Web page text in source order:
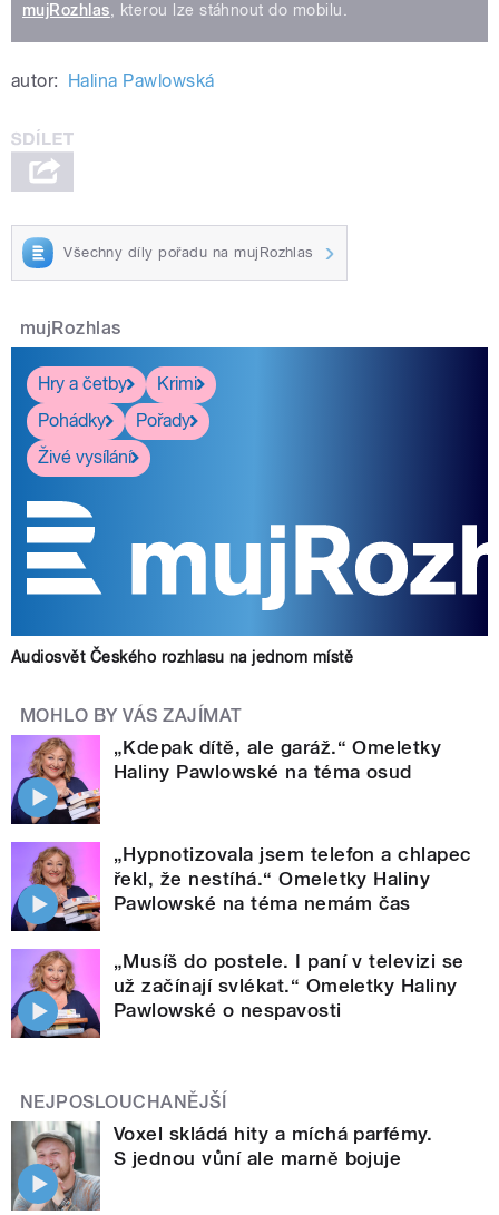
mujRozhlas, kterou lze stáhnout do mobilu.
autor: Halina Pawlowská
Všechny díly pořadu na mujRozhlas
mujRozhlas
Hry a četby
Krimi
Pohádky
Pořady
Živé vysílání
Audiosvět Českého rozhlasu na jednom místě
MOHLO BY VÁS ZAJÍMAT
„Kdepak dítě, ale garáž.“ Omeletky
Haliny Pawlowské na téma osud
„Hypnotizovala jsem telefon a chlapec
řekl, že nestíhá.“ Omeletky Haliny
Pawlowské na téma nemám čas
„Musíš do postele. I paní v televizi se
už začínají svlékat.“ Omeletky Haliny
Pawlowské o nespavosti
NEJPOSLOUCHANĚJŠÍ
Voxel skládá hity a míchá parfémy.
S jednou vůní ale marně bojuje